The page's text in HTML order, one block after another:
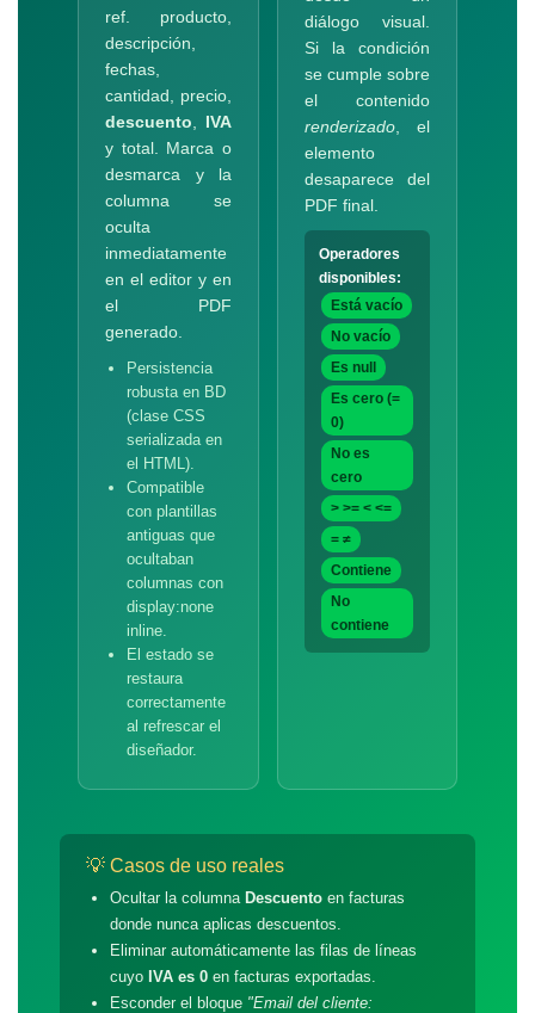
ref. producto,
descripción,
fechas,
cantidad, precio,
descuento, IVA
y total. Marca o
desmarca y la
columna se
oculta
inmediatamente
en el editor y en
el PDF
generado.
Persistencia
robusta en BD
(clase CSS
serializada en
el HTML).
Compatible
con plantillas
antiguas que
ocultaban
columnas con
display:none
inline.
El estado se
restaura
correctamente
al refrescar el
diseñador.
diálogo visual.
Si la condición
se cumple sobre
el contenido
renderizado, el
elemento
desaparece del
PDF final.
Operadores
disponibles:
Está vacío
No vacío
Es null
Es cero (=
0)
No es
cero
> >= < <=
= ≠
Contiene
No
contiene
💡 Casos de uso reales
Ocultar la columna Descuento en facturas
donde nunca aplicas descuentos.
Eliminar automáticamente las filas de líneas
cuyo IVA es 0 en facturas exportadas.
Esconder el bloque "Email del cliente: